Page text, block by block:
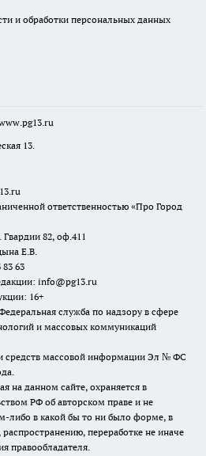
и обработки персональных данных
13.
ответственностью «Про Город
82, оф.411
Е.В.
63
info@pg13.ru
16+
служба по надзору в сфере
и массовых коммуникаций
средств массовой информации Эл № ФС
на данном сайте, охраняется в
РФ об авторском праве и не
либо в какой бы то ни было форме, в
переработке не иначе
правообладателя.